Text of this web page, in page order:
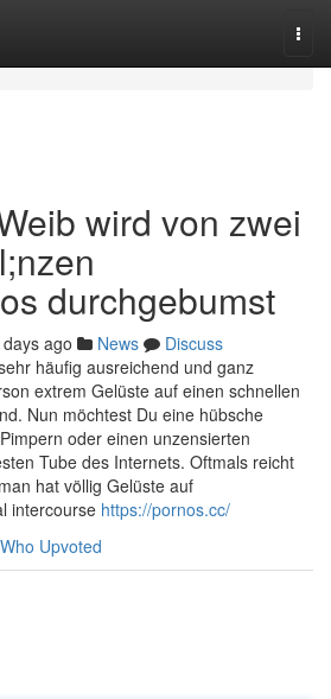
wird von zwei
durchgebumst
ago News
Discuss
häufig ausreichend und ganz
extrem Gelüste auf einen schnellen
Nun möchtest Du eine hübsche
oder einen unzensierten
Tube des Internets. Oftmals reicht
hat völlig Gelüste auf
intercourse https://pornos.cc/
Who Upvoted